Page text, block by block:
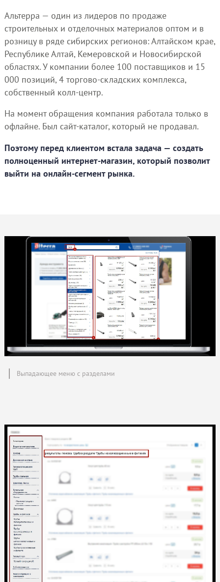
Альтерра — один из лидеров по продаже
строительных и отделочных материалов оптом и в
розницу в ряде сибирских регионов: Алтайском крае,
Республике Алтай, Кемеровской и Новосибирской
областях. У компании более 100 поставщиков и 15
000 позиций, 4 торгово-складских комплекса,
собственный колл-центр.
На момент обращения компания работала только в
офлайне. Был сайт-каталог, который не продавал.
Поэтому перед клиентом встала задача — создать
полноценный интернет-магазин, который позволит
выйти на онлайн-сегмент рынка.
Выпадающее меню с разделами